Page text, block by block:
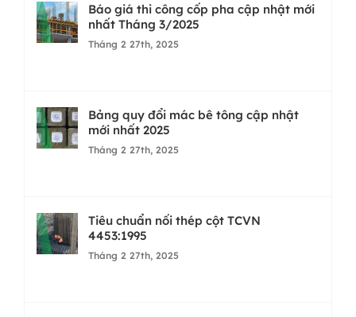
Báo giá thi công cốp pha cập nhật mới
nhất Tháng 3/2025
Tháng 2 27th, 2025
Bảng quy đổi mác bê tông cập nhật
mới nhất 2025
Tháng 2 27th, 2025
Tiêu chuẩn nối thép cột TCVN
4453:1995
Tháng 2 27th, 2025